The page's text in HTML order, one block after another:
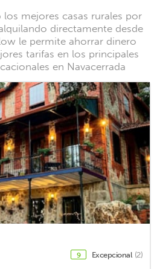
mejores casas rurales por
directamente desde
le permite ahorrar dinero
tarifas en los principales
en Navacerrada
9 Excepcional (2)